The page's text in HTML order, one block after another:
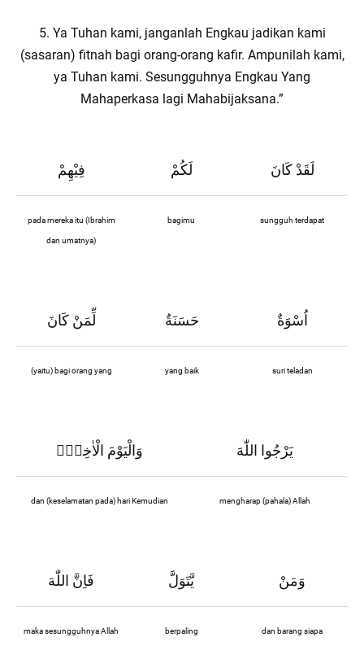
5. Ya Tuhan kami, janganlah Engkau jadikan kami
(sasaran) fitnah bagi orang-orang kafir. Ampunilah kami,
ya Tuhan kami. Sesungguhnya Engkau Yang
Mahaperkasa lagi Mahabijaksana.”
فِيْهِمْ لَكُمْ لَقَدْ كَانَ
pada mereka itu (Ibrahim
dan umatnya)
bagimu sungguh terdapat
لِّمَنْ كَانَ حَسَنَةٌ اُسْوَةٌ
(yaitu) bagi orang yang yang baik suri teladan
وَالْيَوْمَ الْاٰخِرَۗ يَرْجُوا اللّٰهَ
dan (keselamatan pada) hari Kemudian mengharap (pahala) Allah
فَاِنَّ اللّٰهَ يَّتَوَلَّ وَمَنْ
maka sesungguhnya Allah berpaling dan barang siapa